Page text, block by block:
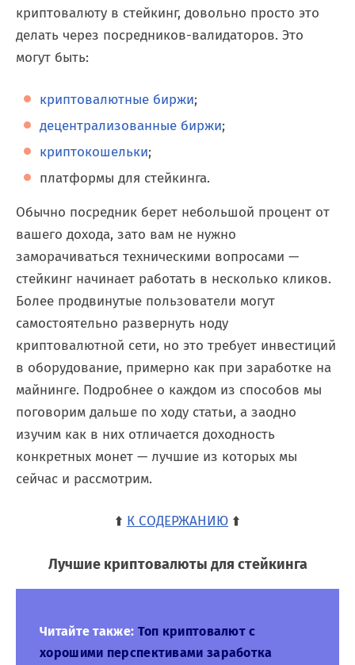
криптовалюту в стейкинг, довольно просто это
делать через посредников-валидаторов. Это
могут быть:
криптовалютные биржи;
децентрализованные биржи;
криптокошельки;
платформы для стейкинга.
Обычно посредник берет небольшой процент от
вашего дохода, зато вам не нужно
заморачиваться техническими вопросами —
стейкинг начинает работать в несколько кликов.
Более продвинутые пользователи могут
самостоятельно развернуть ноду
криптовалютной сети, но это требует инвестиций
в оборудование, примерно как при заработке на
майнинге. Подробнее о каждом из способов мы
поговорим дальше по ходу статьи, а заодно
изучим как в них отличается доходность
конкретных монет — лучшие из которых мы
сейчас и рассмотрим.
⬆️ К СОДЕРЖАНИЮ ⬆️
Лучшие криптовалюты для стейкинга
Читайте также: Топ криптовалют с
хорошими перспективами заработка